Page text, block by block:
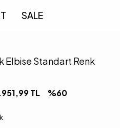
SALE
Elbise Standart Renk
TL %60